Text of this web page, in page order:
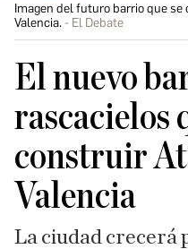
Imagen del futuro barrio que se
Valencia.
El Debate
El nuevo
rascacielos
construir
Valencia
La ciudad crecerá